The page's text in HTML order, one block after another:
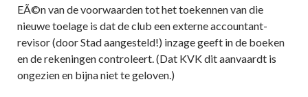
EÃ©n van de voorwaarden tot het toekennen van die
nieuwe toelage is dat de club een externe accountant-
revisor (door Stad aangesteld!) inzage geeft in de boeken
en de rekeningen controleert. (Dat KVK dit aanvaardt is
ongezien en bijna niet te geloven.)